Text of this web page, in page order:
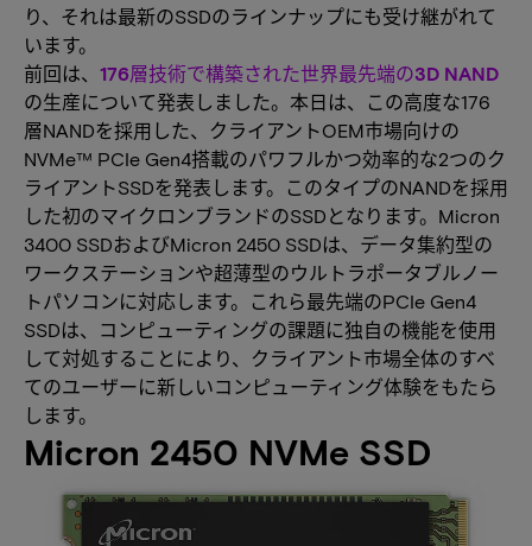
り、それは最新のSSDのラインナップにも受け継がれて
います。
前回は、 176層技術で構築された世界最先端の3D NAND
の生産について発表しました。本日は、この高度な176
層NANDを採用した、クライアントOEM市場向けの
NVMe™ PCIe Gen4搭載のパワフルかつ効率的な2つのク
ライアントSSDを発表します。このタイプのNANDを採用
した初のマイクロンブランドのSSDとなります。Micron
3400 SSDおよびMicron 2450 SSDは、データ集約型の
ワークステーションや超薄型のウルトラポータブルノー
トパソコンに対応します。これら最先端のPCIe Gen4
SSDは、コンピューティングの課題に独自の機能を使用
して対処することにより、クライアント市場全体のすべ
てのユーザーに新しいコンピューティング体験をもたら
します。
Micron 2450 NVMe SSD